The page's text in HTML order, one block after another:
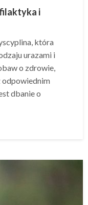
i
która
urazami i
o zdrowie,
odpowiednim
dbanie o